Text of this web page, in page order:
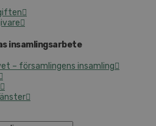
insamlingsarbete
– församlingens insamling